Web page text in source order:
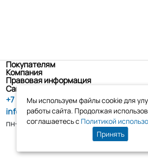
Покупателям
Компания
Правовая информация
Санкт-Петербург, ул. Новоселов д. 8
+7 (800) 555-86-90
info@tk-elko.ru
пн-пт, 10:00 - 18:00
Мы используем файлы cookie для
работы сайта. Продолжая
соглашаетесь с Политикой
Принять